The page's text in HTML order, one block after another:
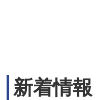
新着情報